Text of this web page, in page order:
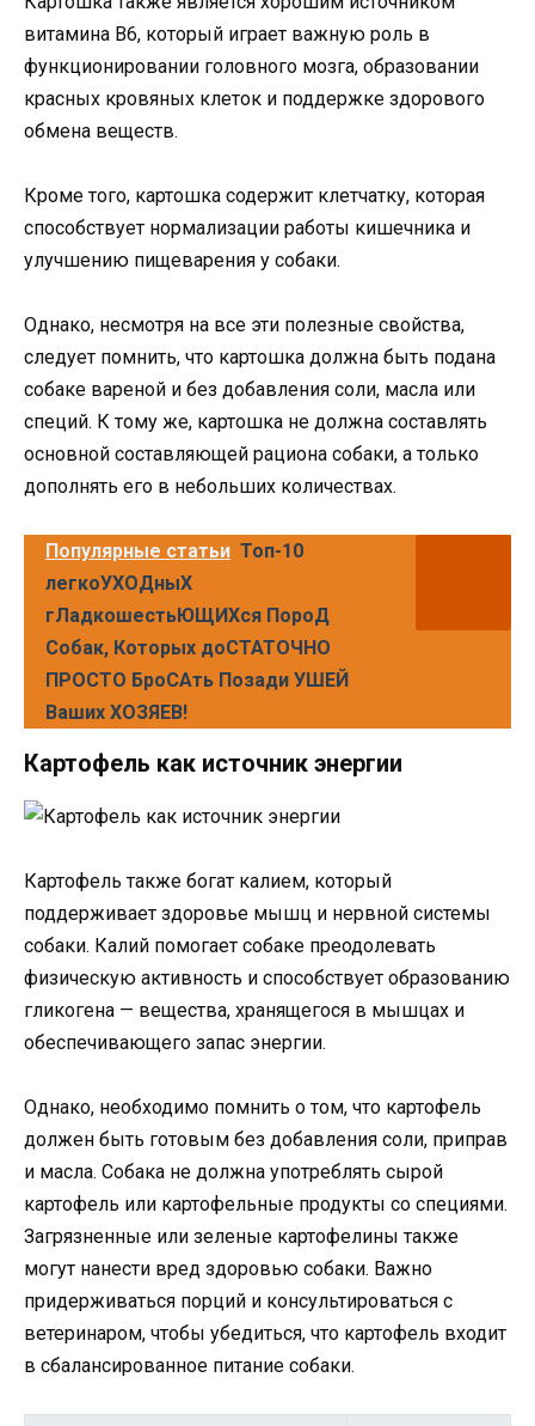
витамина B6, который играет важную роль в
функционировании головного мозга, образовании
красных кровяных клеток и поддержке здорового
обмена веществ.
Кроме того, картошка содержит клетчатку, которая
способствует нормализации работы кишечника и
улучшению пищеварения у собаки.
Однако, несмотря на все эти полезные свойства,
следует помнить, что картошка должна быть подана
собаке вареной и без добавления соли, масла или
специй. К тому же, картошка не должна составлять
основной составляющей рациона собаки, а только
дополнять его в небольших количествах.
Популярные статьи Топ-10
легкоУХОДныХ
гЛадкошестьЮЩИХся ПороД
Собак, Которых доСТАТОЧНО
ПРОСТО БроСАть Позади УШЕЙ
Ваших ХОЗЯЕВ!
Картофель как источник энергии
Картофель также богат калием, который
поддерживает здоровье мышц и нервной системы
собаки. Калий помогает собаке преодолевать
физическую активность и способствует образованию
гликогена — вещества, хранящегося в мышцах и
обеспечивающего запас энергии.
Однако, необходимо помнить о том, что картофель
должен быть готовым без добавления соли, приправ
и масла. Собака не должна употреблять сырой
картофель или картофельные продукты со специями.
Загрязненные или зеленые картофелины также
могут нанести вред здоровью собаки. Важно
придерживаться порций и консультироваться с
ветеринаром, чтобы убедиться, что картофель входит
в сбалансированное питание собаки.